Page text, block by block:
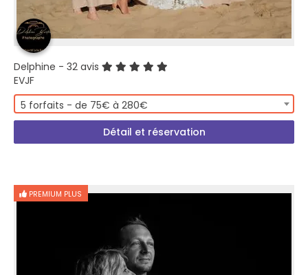
Delphine - 32 avis
EVJF
5 forfaits - de 75€ à 280€
Détail et réservation
PREMIUM PLUS